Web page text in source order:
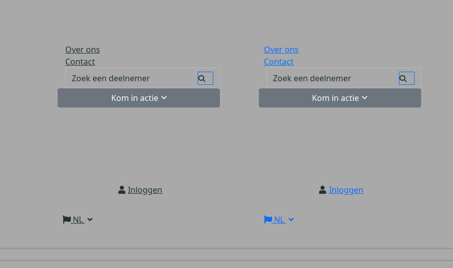
Over ons
Contact
Kom in actie
Inloggen
NL
Over ons
Contact
Kom in actie
Inloggen
NL